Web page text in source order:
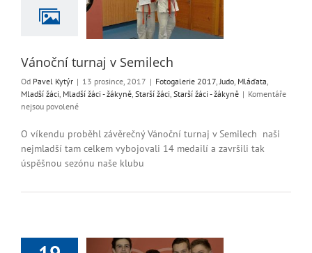
Mladší žáci Mladší
Starší žáci Starší
Vánoční turnaj v Semilech
Od Pavel Kytýr | 13 prosince, 2017 | Fotogalerie 2017 Judo Mláďata
Mladší žáci Mladší žáci - žákyně Starší žáci Starší žáci - žákyně | Komentáře
nejsou povolenéu
s
názvem
turnaj
Semilech
O víkendu proběhl závěrečný Vánoční turnaj v Semilech naši
nejmladší tam celkem vybojovali 14 medailí a završili tak
úspěšnou sezónu naše klubu